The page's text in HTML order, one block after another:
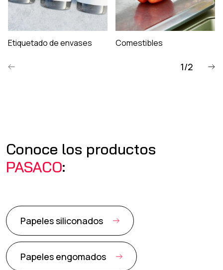
Poprzedni
Etiquetado de envases Comestibles
1/2
Conoce los productos
PASACO:
Papeles siliconados
Papeles engomados